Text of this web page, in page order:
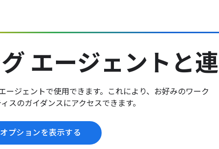
エージェントと
ジェントで使用できます。これにより、お好みのワーク
スのガイダンスにアクセスできます。
プションを表示する